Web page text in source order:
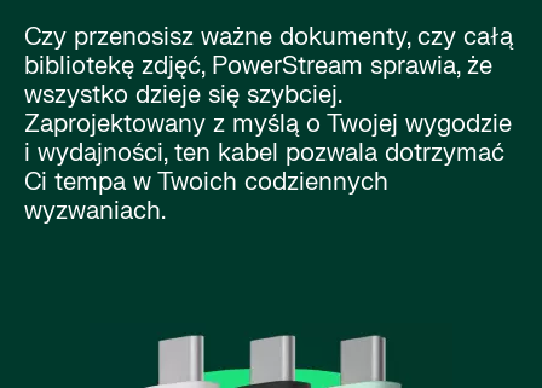
Czy przenosisz ważne dokumenty, czy całą
bibliotekę zdjęć, PowerStream sprawia, że
wszystko dzieje się szybciej.
Zaprojektowany z myślą o Twojej wygodzie
i wydajności, ten kabel pozwala dotrzymać
Ci tempa w Twoich codziennych
wyzwaniach.